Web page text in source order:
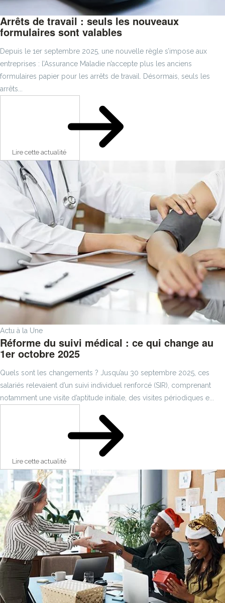
Arrêts de travail : seuls les nouveaux
formulaires sont valables
Depuis le 1er septembre 2025, une nouvelle règle s’impose aux
entreprises : l’Assurance Maladie n’accepte plus les anciens
formulaires papier pour les arrêts de travail. Désormais, seuls les
arrêts...
Lire cette actualité
Actu à la Une
Réforme du suivi médical : ce qui change au
1er octobre 2025
Quels sont les changements ? Jusqu’au 30 septembre 2025, ces
salariés relevaient d’un suivi individuel renforcé (SIR), comprenant
notamment une visite d’aptitude initiale, des visites périodiques e...
Lire cette actualité